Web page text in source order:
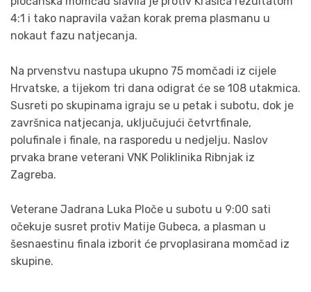
4:1 i tako napravila važan korak prema plasmanu u
nokaut fazu natjecanja.
Na prvenstvu nastupa ukupno 75 momčadi iz cijele
Hrvatske, a tijekom tri dana odigrat će se 108 utakmica.
Susreti po skupinama igraju se u petak i subotu, dok je
završnica natjecanja, uključujući četvrtfinale,
polufinale i finale, na rasporedu u nedjelju. Naslov
prvaka brane veterani VNK Poliklinika Ribnjak iz
Zagreba.
Veterane Jadrana Luka Ploče u subotu u 9:00 sati
očekuje susret protiv Matije Gubeca, a plasman u
šesnaestinu finala izborit će prvoplasirana momčad iz
skupine.